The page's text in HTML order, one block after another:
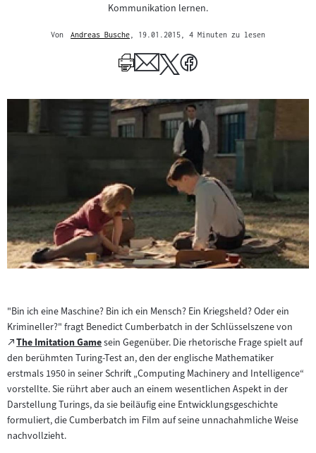
Kommunikation lernen.
Von
Andreas Busche
Author
, 19.01.2015 , 4 Minuten zu lesen
"Bin ich eine Maschine? Bin ich ein Mensch? Ein Kriegsheld? Oder ein
Krimineller?" fragt Benedict Cumberbatch in der Schlüsselszene von
Zum
externen
Inhalt:
The Imitation Game
(öffnet
im
neuen
Tab)
sein Gegenüber. Die rhetorische Frage spielt auf
den berühmten Turing-Test an, den der englische Mathematiker
erstmals 1950 in seiner Schrift „Computing Machinery and Intelligence“
vorstellte. Sie rührt aber auch an einem wesentlichen Aspekt in der
Darstellung Turings, da sie beiläufig eine Entwicklungsgeschichte
formuliert, die Cumberbatch im Film auf seine unnachahmliche Weise
nachvollzieht.